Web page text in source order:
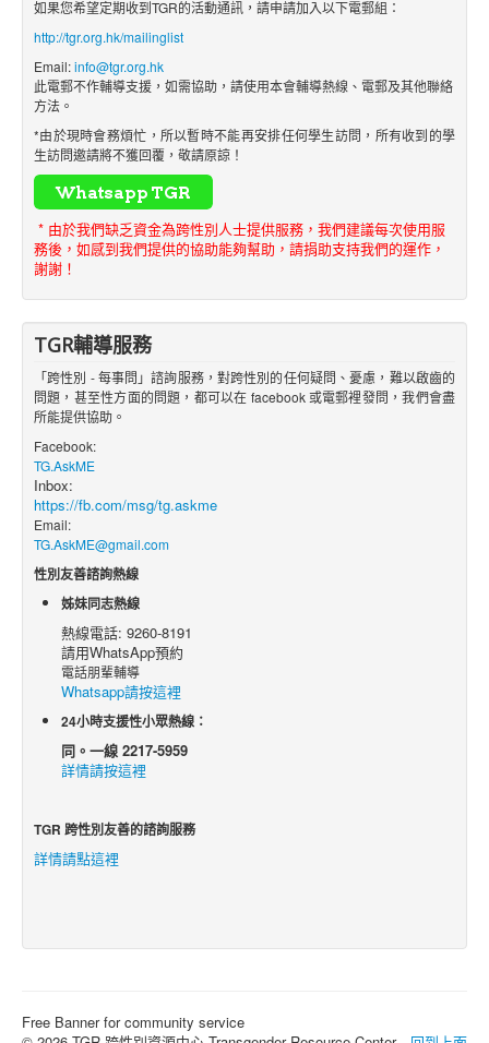
如果您希望定期收到TGR的活動通訊，請申請加入以下電郵組：
http://tgr.org.hk/mailinglist
Email:info@tgr.org.hk
此電郵不作輔導支援，如需協助，請使用本會輔導熱線、電郵及其他聯絡
方法。
*由於現時會務煩忙，所以暫時不能再安排任何學生訪問，所有收到的學
生訪問邀請將不獲回覆，敬請原諒！
* 由於我們缺乏資金為跨性別人士提供服務，我們建議每次使用服
務後，如感到我們提供的協助能夠幫助，請捐助支持我們的運作，
謝謝！
TGR輔導服務
「跨性別 - 每事問」諮詢服務，對跨性別的任何疑問、憂慮，難以啟齒的
問題，甚至性方面的問題，都可以在 facebook 或電郵裡發問，我們會盡
所能提供協助。
Facebook:
TG.AskME
Inbox:
https://fb.com/msg/tg.askme
Email:
TG.AskME@gmail.com
性別友善諮詢熱線
姊妹同志熱線
熱線電話: 9260-8191
請用WhatsApp預約
電話朋輩輔導
Whatsapp請按這裡
24小時支援性小眾熱線：
同。一線 2217-5959
詳情請按這裡
TGR 跨性別友善的諮詢服務
詳情請點這裡
Free Banner for community service